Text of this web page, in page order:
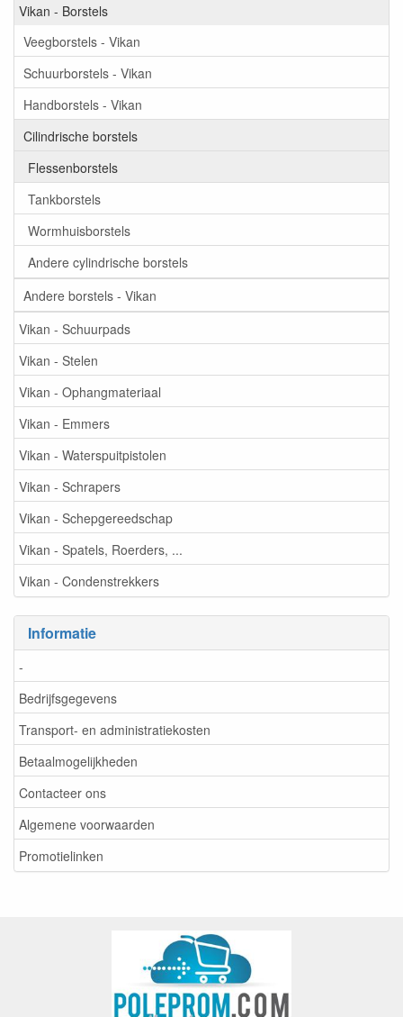
Vikan - Borstels
Veegborstels - Vikan
Schuurborstels - Vikan
Handborstels - Vikan
Cilindrische borstels
Flessenborstels
Tankborstels
Wormhuisborstels
Andere cylindrische borstels
Andere borstels - Vikan
Vikan - Schuurpads
Vikan - Stelen
Vikan - Ophangmateriaal
Vikan - Emmers
Vikan - Waterspuitpistolen
Vikan - Schrapers
Vikan - Schepgereedschap
Vikan - Spatels, Roerders, ...
Vikan - Condenstrekkers
Informatie
-
Bedrijfsgegevens
Transport- en administratiekosten
Betaalmogelijkheden
Contacteer ons
Algemene voorwaarden
Promotielinken